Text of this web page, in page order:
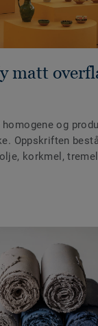
matt
og
Oppskriften
korkmel,